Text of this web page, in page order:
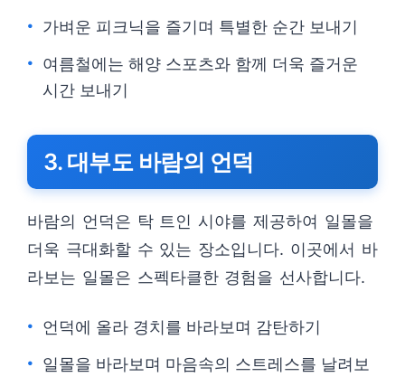
가벼운 피크닉을 즐기며 특별한 순간 보내기
여름철에는 해양 스포츠와 함께 더욱 즐거운
시간 보내기
3. 대부도 바람의 언덕
바람의 언덕은 탁 트인 시야를 제공하여 일몰을
더욱 극대화할 수 있는 장소입니다. 이곳에서 바
라보는 일몰은 스펙타클한 경험을 선사합니다.
언덕에 올라 경치를 바라보며 감탄하기
일몰을 바라보며 마음속의 스트레스를 날려보